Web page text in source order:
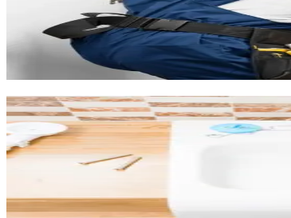
Plombier àBaillargues
Besoin d'un plombier à Baillargues ? TCS
gare TGV, nous assurons le dépannage,
Dépannage plomberie en
Fuite d'eau dans votre résidence neuve à
rapidement tout problème de plomberie.